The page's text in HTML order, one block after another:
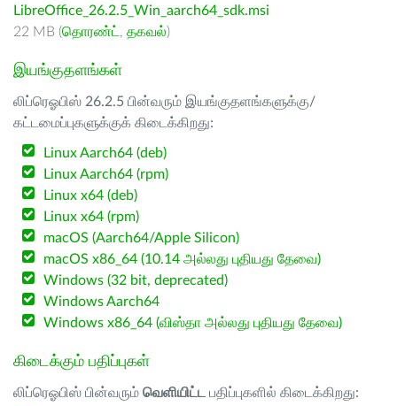
LibreOffice_26.2.5_Win_aarch64_sdk.msi
22 MB (தொரண்ட் , தகவல்)
இயங்குதளங்கள்
லிப்ரெஓபிஸ் 26.2.5 பின்வரும் இயங்குதளங்களுக்கு/
கட்டமைப்புகளுக்குக் கிடைக்கிறது:
Linux Aarch64 (deb)
Linux Aarch64 (rpm)
Linux x64 (deb)
Linux x64 (rpm)
macOS (Aarch64/Apple Silicon)
macOS x86_64 (10.14 அல்லது புதியது தேவை)
Windows (32 bit, deprecated)
Windows Aarch64
Windows x86_64 (விஸ்தா அல்லது புதியது தேவை)
கிடைக்கும் பதிப்புகள்
லிப்ரெஓபிஸ் பின்வரும் வெளியிட்ட பதிப்புகளில் கிடைக்கிறது: